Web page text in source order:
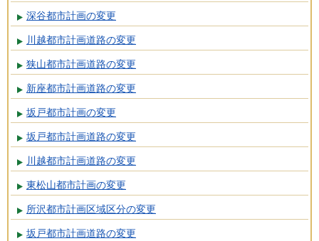
深谷都市計画の変更
川越都市計画道路の変更
狭山都市計画道路の変更
新座都市計画道路の変更
坂戸都市計画の変更
坂戸都市計画道路の変更
川越都市計画道路の変更
東松山都市計画の変更
所沢都市計画区域区分の変更
坂戸都市計画道路の変更